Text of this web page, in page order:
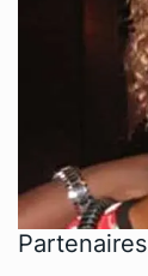
Partenaires